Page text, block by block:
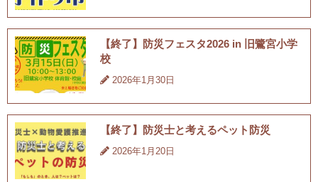
【終了】防災フェスタ2026 in 旧鷺宮小学
校
2026年1月30日
【終了】防災士と考えるペット防災
2026年1月20日